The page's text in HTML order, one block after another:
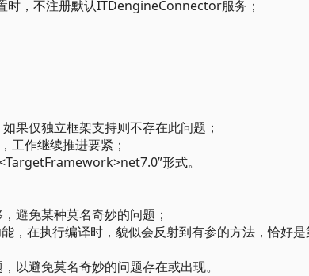
，不注册默认ITDengineConnector服务；
果仅独立框架支持则不存在此问题；
工作继续推进要紧；
形式。
避免某种莫名奇妙的问题；
，在执行编译时，貌似会反射到有参的方法，恰好
以避免莫名奇妙的问题存在或出现。